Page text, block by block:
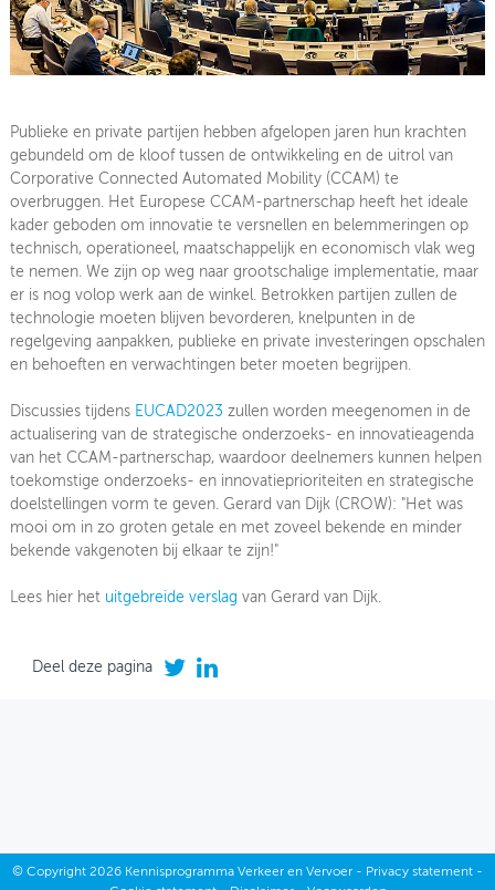
Publieke en private partijen hebben afgelopen jaren hun krachten
gebundeld om de kloof tussen de ontwikkeling en de uitrol van
Corporative Connected Automated Mobility (CCAM) te
overbruggen. Het Europese CCAM-partnerschap heeft het ideale
kader geboden om innovatie te versnellen en belemmeringen op
technisch, operationeel, maatschappelijk en economisch vlak weg
te nemen. We zijn op weg naar grootschalige implementatie, maar
er is nog volop werk aan de winkel. Betrokken partijen zullen de
technologie moeten blijven bevorderen, knelpunten in de
regelgeving aanpakken, publieke en private investeringen opschalen
en behoeften en verwachtingen beter moeten begrijpen.
Discussies tijdens EUCAD2023 zullen worden meegenomen in de
actualisering van de strategische onderzoeks- en innovatieagenda
van het CCAM-partnerschap, waardoor deelnemers kunnen helpen
toekomstige onderzoeks- en innovatieprioriteiten en strategische
doelstellingen vorm te geven. Gerard van Dijk (CROW): "Het was
mooi om in zo groten getale en met zoveel bekende en minder
bekende vakgenoten bij elkaar te zijn!"
Lees hier het uitgebreide verslag van Gerard van Dijk.
Deel deze pagina
© Copyright 2026 Kennisprogramma Verkeer en Vervoer - Privacy statement -